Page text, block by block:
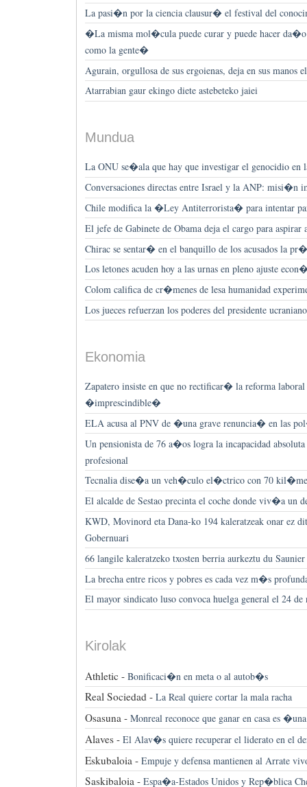
La pasi�n por la ciencia clausur� el festival del
�La misma mol�cula puede curar y puede hacer
como la gente�
Agurain, orgullosa de sus ergoienas, deja en sus manos
Atarrabian gaur ekingo diete astebeteko jaiei
Mundua
La ONU se�ala que hay que investigar el genocidio en
Conversaciones directas entre Israel y la ANP: misi�n
Chile modifica la �Ley Antiterrorista� para intentar
El jefe de Gabinete de Obama deja el cargo para
Chirac se sentar� en el banquillo de los acusados la
Los letones acuden hoy a las urnas en pleno ajuste
Colom califica de cr�menes de lesa humanidad
Los jueces refuerzan los poderes del presidente ucraniano
Ekonomia
Zapatero insiste en que no rectificar� la reforma laboral
�imprescindible�
ELA acusa al PNV de �una grave renuncia� en las
Un pensionista de 76 a�os logra la incapacidad
profesional
Tecnalia dise�a un veh�culo el�ctrico con 70
El alcalde de Sestao precinta el coche donde viv�a un
KWD, Movinord eta Dana-ko 194 kaleratzeak onar ez
Gobernuari
66 langile kaleratzeko txosten berria aurkeztu du
La brecha entre ricos y pobres es cada vez m�s
El mayor sindicato luso convoca huelga general el 24 de
Kirolak
Athletic - Bonificaci�n en meta o al autob�s
Real Sociedad - La Real quiere cortar la mala racha
Osasuna - Monreal reconoce que ganar en casa es
Alaves - El Alav�s quiere recuperar el liderato en el
Eskubaloia - Empuje y defensa mantienen al Arrate
Saskibaloia - Espa�a-Estados Unidos y Rep�blica